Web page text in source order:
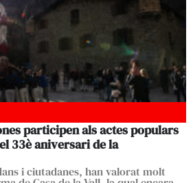
participen als actes populars
33è aniversari de la
i ciutadanes, han valorat molt